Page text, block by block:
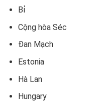
Bỉ
Cộng hòa Séc
Đan Mạch
Estonia
Hà Lan
Hungary